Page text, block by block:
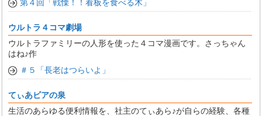
第４回「戦慄！！看板を食べる木」
ウルトラ４コマ劇場
ウルトラファミリーの人形を使った４コマ漫画です。さっちゃん
はね♪作
＃５「長老はつらいよ」
てぃあビアの泉
生活のあらゆる便利情報を、社主のてぃあら♪が自らの経験、各種